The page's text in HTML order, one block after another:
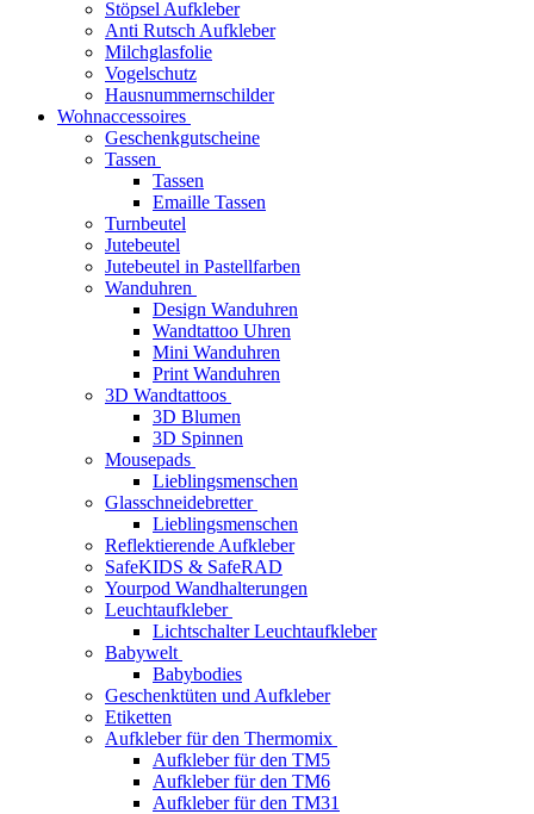
Stöpsel Aufkleber
Anti Rutsch Aufkleber
Milchglasfolie
Vogelschutz
Hausnummernschilder
Wohnaccessoires
Geschenkgutscheine
Tassen
Tassen
Emaille Tassen
Turnbeutel
Jutebeutel
Jutebeutel in Pastellfarben
Wanduhren
Design Wanduhren
Wandtattoo Uhren
Mini Wanduhren
Print Wanduhren
3D Wandtattoos
3D Blumen
3D Spinnen
Mousepads
Lieblingsmenschen
Glasschneidebretter
Lieblingsmenschen
Reflektierende Aufkleber
SafeKIDS & SafeRAD
Yourpod Wandhalterungen
Leuchtaufkleber
Lichtschalter Leuchtaufkleber
Babywelt
Babybodies
Geschenktüten und Aufkleber
Etiketten
Aufkleber für den Thermomix
Aufkleber für den TM5
Aufkleber für den TM6
Aufkleber für den TM31